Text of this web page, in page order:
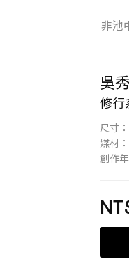
非池
吳
修行
尺寸
媒材
創作